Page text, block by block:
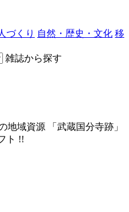
づくり 自然・歴史・文化 移
雑誌から探す
地域資源 「武蔵国分寺跡」
ト !!